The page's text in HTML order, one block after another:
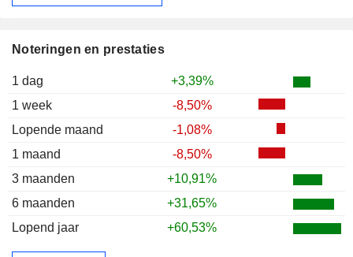
Noteringen en prestaties
1 dag
+3,39%
1 week
-8,50%
Lopende maand
-1,08%
1 maand
-8,50%
3 maanden
+10,91%
6 maanden
+31,65%
Lopend jaar
+60,53%